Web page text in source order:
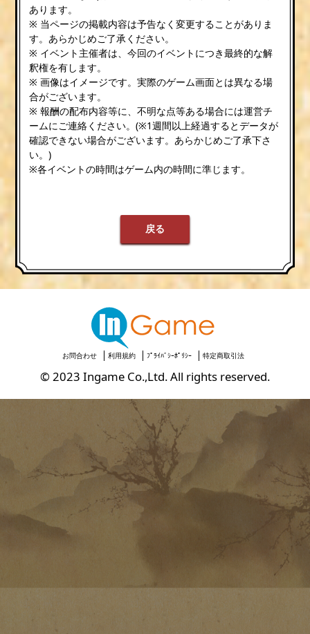
あります。
※ 当ページの掲載内容は予告なく変更することがありま
す。あらかじめご了承ください。
※ イベント主催者は、今回のイベントにつき最終的な解
釈権を有します。
※ 画像はイメージです。実際のゲーム画面とは異なる場
合がございます。
※ 報酬の配布内容等に、不明な点等ある場合には運営チ
ームにご連絡ください。(※1週間以上経過するとデータが
確認できない場合がございます。あらかじめご了承下さ
い。)
※各イベントの時間はゲーム内の時間に準じます。
戻る
お問合わせ 利用規約 ﾌﾟﾗｲﾊﾞｼｰﾎﾟﾘｼｰ 特定商取引法
© 2023 Ingame Co.,Ltd. All rights reserved.